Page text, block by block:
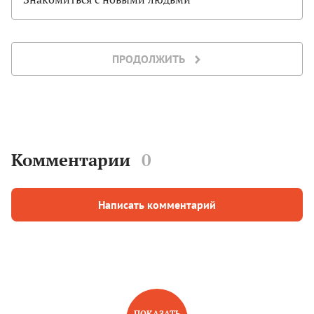
ПРОДОЛЖИТЬ
Комментарии 0
Написать комментарий